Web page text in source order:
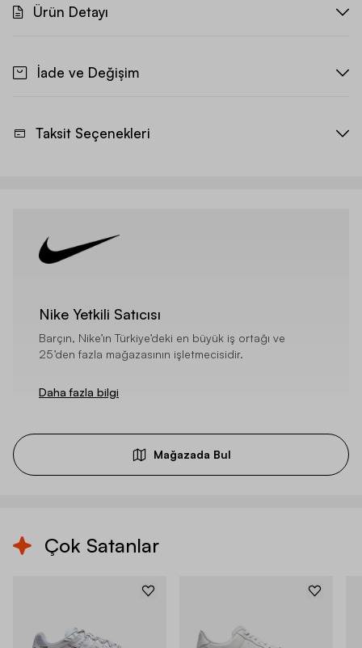
Ürün Detayı
İade ve Değişim
Taksit Seçenekleri
Nike Yetkili Satıcısı
Barçın, Nike’ın Türkiye’deki en büyük iş ortağı ve
25’den fazla mağazasının işletmecisidir.
Daha fazla bilgi
Mağazada Bul
Çok Satanlar